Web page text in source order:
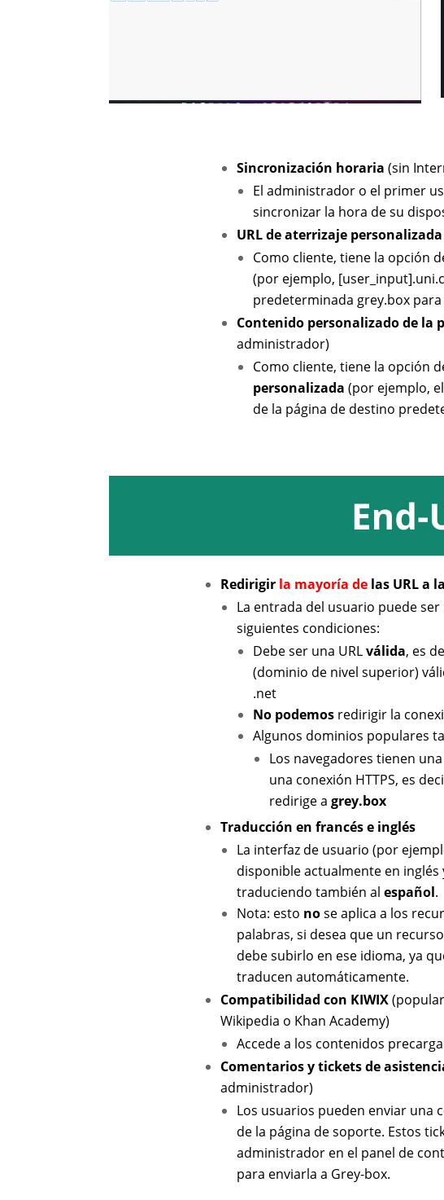
Sincronización horaria (sin
El administrador o el primer
sincronizar la hora de su
URL de aterrizaje personalizada
Como cliente, tiene la opción
(por ejemplo,
predeterminada grey.box
Contenido personalizado de la
administrador)
Como cliente, tiene la opción
personalizada (por ejemplo,
de la página de destino
Redirigir la mayoría de las URL a
La entrada del usuario puede
siguientes condiciones:
Debe ser una URLválida, es
(dominio de nivel superior)
.net
No podemos redirigir la
Algunos dominios populares
Los navegadores tienen
una conexión HTTPS, es
redirige agrey.box
Traducción en francés e inglés
La interfaz de usuario (por
disponible actualmente en inglés
traduciendo también alespañol.
Nota: esto nose aplica a los
palabras, si desea que un
debe subirlo en ese idioma, ya
traducen automáticamente.
Compatibilidad con KIWIX
Wikipedia o Khan Academy)
Accede a los contenidos
Comentarios y tickets de
administrador)
Los usuarios pueden enviar una
de la página de soporte. Estos
administrador en el panel de
para enviarla a Grey-box.